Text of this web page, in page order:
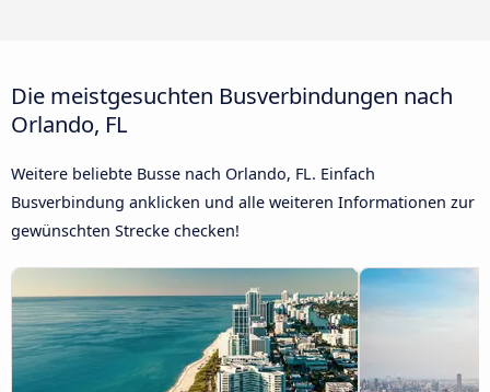
Die meistgesuchten Busverbindungen nach
Orlando, FL
Weitere beliebte Busse nach Orlando, FL. Einfach
Busverbindung anklicken und alle weiteren Informationen zur
gewünschten Strecke checken!